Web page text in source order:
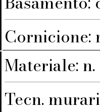
Cornicione:
Materiale: n.
Tecn.